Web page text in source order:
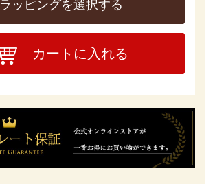
ラッピングを選択する
カートに入れる